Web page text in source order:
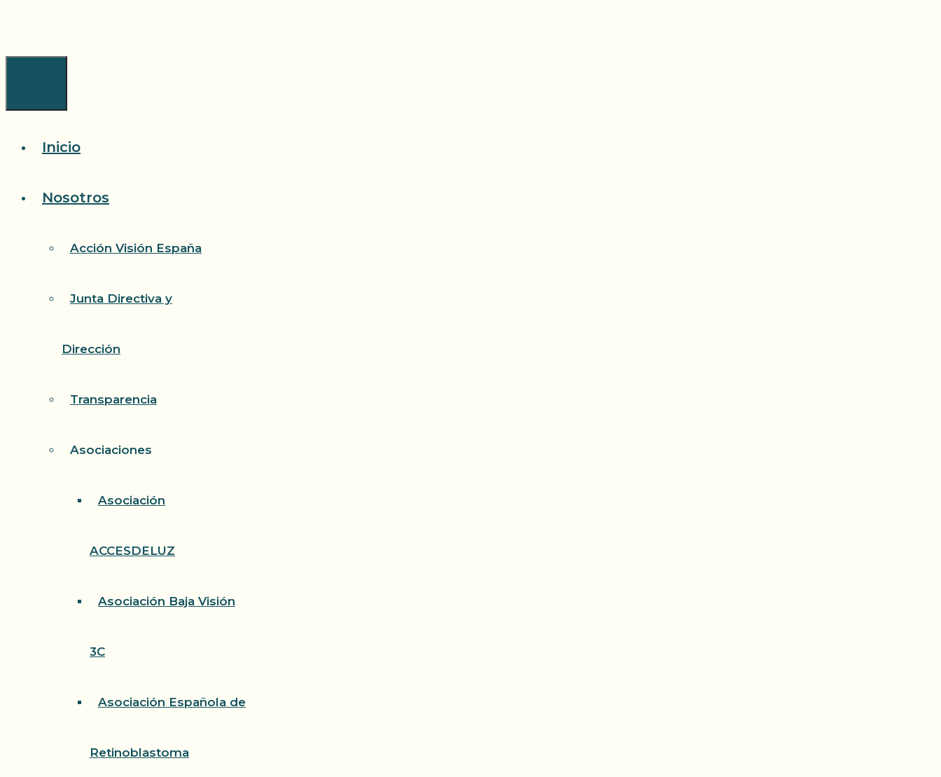
Inicio
Nosotros
Acción Visión España
Junta Directiva y
Dirección
Transparencia
Asociaciones
Asociación
ACCESDELUZ
Asociación Baja Visión
3C
Asociación Española de
Retinoblastoma